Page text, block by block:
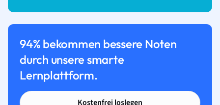
94% bekommen bessere Noten
durch unsere smarte
Lernplattform.
Kostenfrei loslegen